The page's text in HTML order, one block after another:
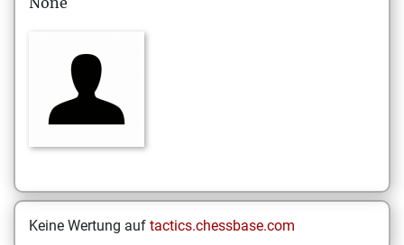
Keine Wertung auf tactics.chessbase.com